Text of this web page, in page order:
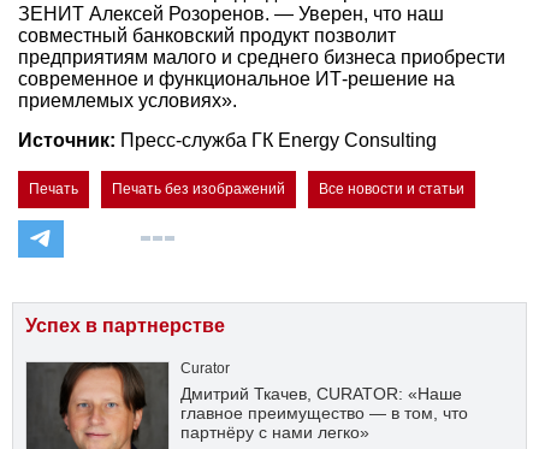
ЗЕНИТ Алексей Розоренов. — Уверен, что наш
совместный банковский продукт позволит
предприятиям малого и среднего бизнеса приобрести
современное и функциональное ИТ-решение на
приемлемых условиях».
Источник: Пресс-служба ГК Energy Consulting
Печать Печать без изображений Все новости и статьи
Успех в партнерстве
Curator
Дмитрий Ткачев, CURATOR: «Наше
главное преимущество — в том, что
партнёру с нами легко»